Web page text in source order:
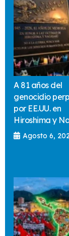
A 81 años del
genocidio
por EE.UU. en
Hiroshima y
Agosto 6,